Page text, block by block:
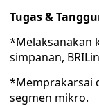
Tugas &
*Melaksanakan
simpanan,
*Memprakarsai
segmen mikro.